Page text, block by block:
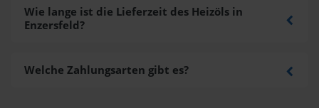
Wie lange ist die Lieferzeit des Heizöls in
Enzersfeld?
Welche Zahlungsarten gibt es?